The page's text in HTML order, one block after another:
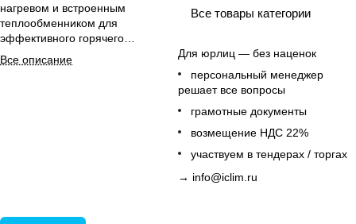
нагревом и встроенным
теплообменником для
эффективного горячего
водоснабжения и отопления с
контроллером в комплекте.
Все описание
Все товары категории
Для юрлиц — без наценок
персональный менеджер
решает все вопросы
грамотные документы
возмещение НДС 22%
участвуем в тендерах / торгах
→ info@iclim.ru